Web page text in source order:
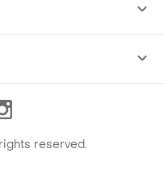
Instagram
reserved.